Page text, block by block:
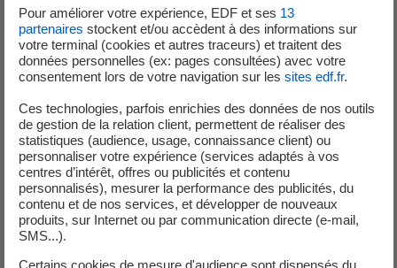
À ce titre, vos missions seront variées :
l’analyse de prestations d’essais, de mesures et de
contrôles dans les domaines de la régulation de
tension et de vitesse des groupes turbo-
alternateurs, directement sur les sites de production
d’électricité.
Assurer la responsabilité de la mise en œuvre, de
l’exploitation et du bon fonctionnement des
Pour améliorer votre expérience, EDF et ses 13
partenaires stockent et/ou accèdent à des informations sur
votre terminal (cookies et autres traceurs) et traitent des
données personnelles (ex: pages consultées) avec votre
consentement lors de votre navigation sur les sites edf.fr.
Ces technologies, parfois enrichies des données de nos outils
de gestion de la relation client, permettent de réaliser des
statistiques (audience, usage, connaissance client) ou
personnaliser votre expérience (services adaptés à vos
centres d’intérêt, offres ou publicités et contenu
personnalisés), mesurer la performance des publicités, du
contenu et de nos services, et développer de nouveaux
produits, sur Internet ou par communication directe (e-mail,
SMS...).
Certains cookies de mesure d'audience sont dispensés du